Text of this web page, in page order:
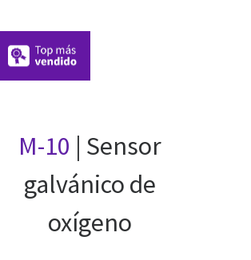
M-10 | Sensor
galvánico de
oxígeno